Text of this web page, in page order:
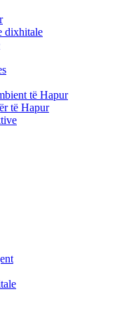
dixhitale
të Hapur
të Hapur